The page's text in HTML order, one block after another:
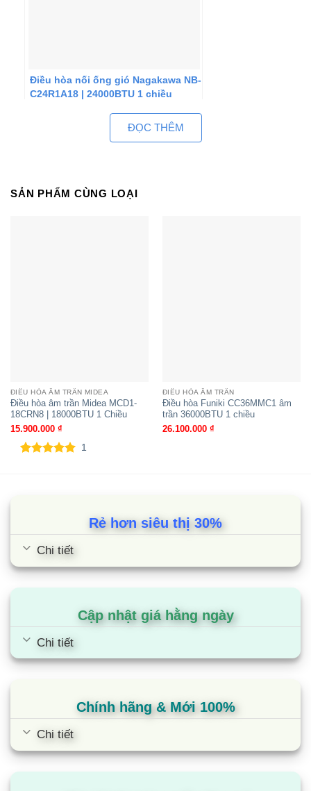
Điều hòa nối ống gió Nagakawa NB-
C24R1A18 | 24000BTU 1 chiều
Điều hòa nối ống gió Nagakawa NB-
C48R1A18 | 48000BTU 1 chiều
ĐỌC THÊM
SẢN PHẨM CÙNG LOẠI
ĐIỀU HÒA ÂM TRẦN MIDEA
Điều hòa âm trần Midea MCD1-
18CRN8 | 18000BTU 1 Chiều
15.900.000 ₫
1
ĐIỀU HÒA ÂM TRẦN
Điều hòa Funiki CC36MMC1 âm
trần 36000BTU 1 chiều
26.100.000 ₫
Rẻ hơn siêu thị 30%
Chi tiết
Cập nhật giá hằng ngày
Chi tiết
Chính hãng & Mới 100%
Chi tiết